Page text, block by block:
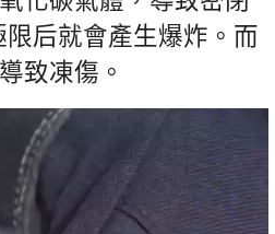
后就會產生爆炸。而
致凍傷。